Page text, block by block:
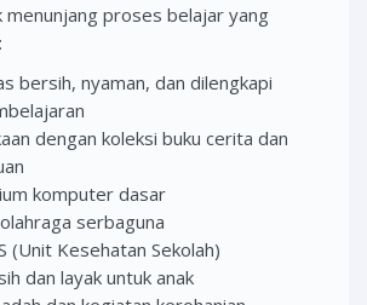
menunjang proses belajar yang
bersih, nyaman, dan dilengkapi
dengan koleksi buku cerita dan
komputer dasar
serbaguna
(Unit Kesehatan Sekolah)
dan layak untuk anak